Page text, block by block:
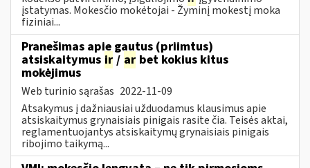
įstatymas. Mokesčio mokėtojai - Žyminį mokestį moka
fiziniai...
Pranešimas apie gautus (priimtus)
atsiskaitymus ir / ar bet kokius kitus
mokėjimus
Web turinio sąrašas 2022-11-09
Atsakymus į dažniausiai užduodamus klausimus apie
atsiskaitymus grynaisiais pinigais rasite čia. Teisės aktai,
reglamentuojantys atsiskaitymų grynaisiais pinigais
ribojimo taikymą...